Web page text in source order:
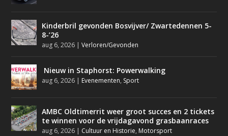
Kinderbril gevonden Bosvijver/ Zwartedennen 5-
8-’26
aug 6, 2026 |Verloren/Gevonden
Nieuw in Staphorst: Powerwalking
aug 6, 2026 | Evenementen, Sport
AMBC Oldtimerrit weer groot succes en 2 tickets
te winnen voor de vrijdagavond grasbaanraces
aug 6, 2026 | Cultuur en Historie, Motorsport